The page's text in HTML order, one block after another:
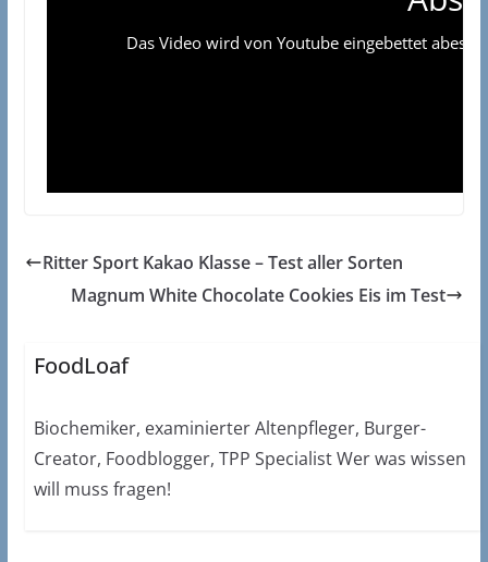
Das Video wird von Youtube eingebettet
Ritter Sport Kakao Klasse – Test aller Sorten
Magnum White Chocolate Cookies Eis im Test
FoodLoaf
Biochemiker, examinierter Altenpfleger, Burger-
Creator, Foodblogger, TPP Specialist Wer was wissen
will muss fragen!